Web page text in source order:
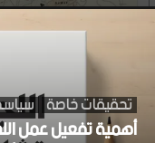
تحقيقات خاصة
أهمية تفعيل عمل